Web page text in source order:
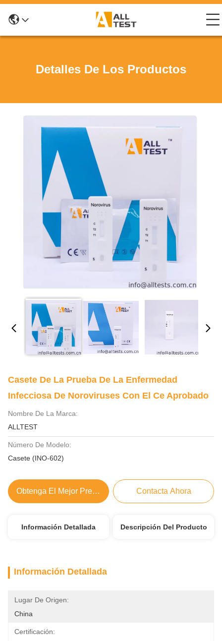
Detalles De Los Productos
Casete De La Prueba De La Enfermedad
Infecciosa De Noroviruses Con El Ce Aprobado
Nombre De La Marca:
ALLTEST
Número De Modelo:
Casete (INO-602)
Obtenga El Mejor Precio Contacta Ahora
Información Detallada Descripción Del Producto
Información Detallada
Lugar De Origen:
China
Certificación: